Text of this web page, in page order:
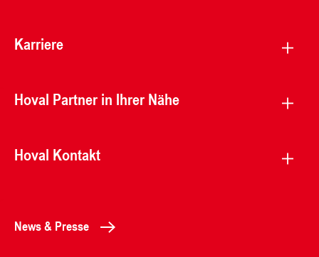
Karriere
Hoval Partner in Ihrer Nähe
Hoval Kontakt
News & Presse